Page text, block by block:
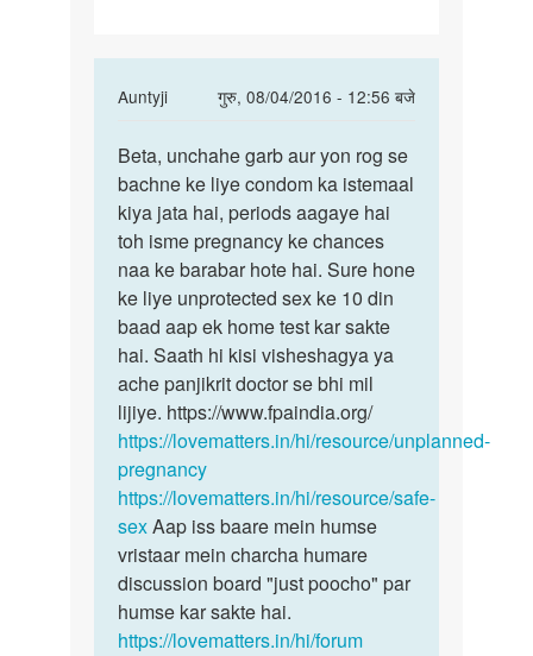
Auntyji
गुरु, 08/04/2016 - 12:56 बजे
In
to
Sex
ke
1wek
bd
mc
ho
gye
or
by
Soniya
chawla
Beta,
unchahe
garb
aur
yon
Beta, unchahe garb aur yon rog se
bachne ke liye condom ka istemaal
kiya jata hai, periods aagaye hai
toh isme pregnancy ke chances
naa ke barabar hote hai. Sure hone
ke liye unprotected sex ke 10 din
baad aap ek home test kar sakte
hai. Saath hi kisi visheshagya ya
ache panjikrit doctor se bhi mil
lijiye. https://www.fpaindia.org/
https://lovematters.in/hi/resource/unplanned-
pregnancy
https://lovematters.in/hi/resource/safe-
sexAap iss baare mein humse
vristaar mein charcha humare
discussion board "just poocho" par
humse kar sakte hai.
https://lovematters.in/hi/forum